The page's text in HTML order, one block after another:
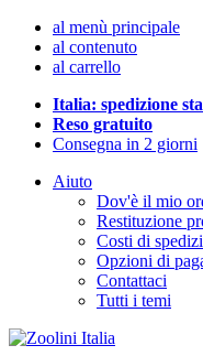
al menù principale
al contenuto
al carrello
Italia: spedizione
Reso gratuito
Consegna in 2 giorni
Aiuto
Dov'è il mio
Restituzione
Costi di
Opzioni di
Contattaci
Tutti i temi